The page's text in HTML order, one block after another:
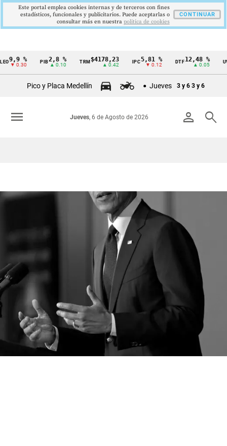
Cintillo
Colombia
9,9 %
▼ 0.30
PIB2,8 %
▲ 0.10
TRM$4178,23
▲ 0.42
5,81 %
▼ 0.12
DTF12,48 %
▲ 0.05
UVR
Pico y Placa Medellín Jueves 3 y 6 3 y 6
person search
Jueves, 6 de Agosto de 2026
menu
Este portal emplea cookies internas y de terceros con fines
estadísticos, funcionales y publicitarios. Puede aceptarlas o
consultar más en nuestra politica de cookies
CONTINUAR